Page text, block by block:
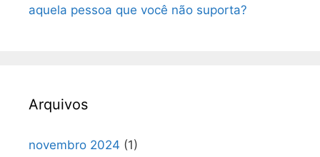
aquela pessoa que você não suporta?
Arquivos
novembro 2024 (1)